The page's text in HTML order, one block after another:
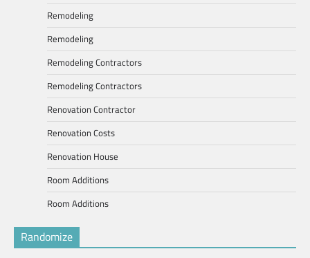
Remodeling
Remodeling
Remodeling Contractors
Remodeling Contractors
Renovation Contractor
Renovation Costs
Renovation House
Room Additions
Room Additions
Randomize